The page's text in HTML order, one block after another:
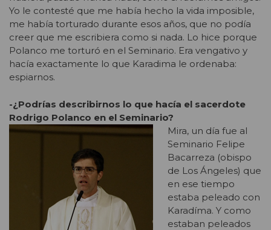
Yo le contesté que me había hecho la vida imposible,
me había torturado durante esos años, que no podía
creer que me escribiera como si nada. Lo hice porque
Polanco me torturó en el Seminario. Era vengativo y
hacía exactamente lo que Karadima le ordenaba:
espiarnos.
-¿Podrías describirnos lo que hacía el sacerdote
Rodrigo Polanco en el Seminario?
Mira, un día fue al
Seminario Felipe
Bacarreza (obispo
de Los Ángeles) que
en ese tiempo
estaba peleado con
Karadíma. Y como
estaban peleados